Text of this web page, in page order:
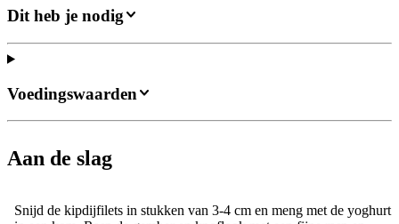
Dit heb je nodig
Aan de slag
Snijd de kipdijfilets in stukken van 3-4 cm en meng met de yoghurt
Voedingswaarden